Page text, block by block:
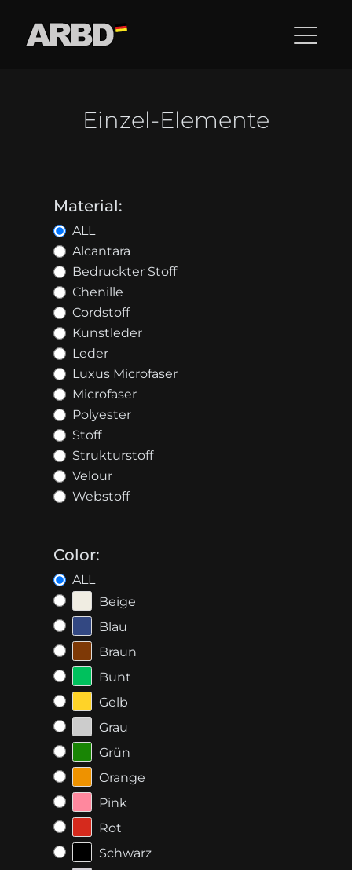
Einzel-Elemente
Material:
ALL
Alcantara
Bedruckter Stoff
Chenille
Cordstoff
Kunstleder
Leder
Luxus Microfaser
Microfaser
Polyester
Stoff
Strukturstoff
Velour
Webstoff
Color:
ALL
Beige
Blau
Braun
Bunt
Gelb
Grau
Grün
Orange
Pink
Rot
Schwarz